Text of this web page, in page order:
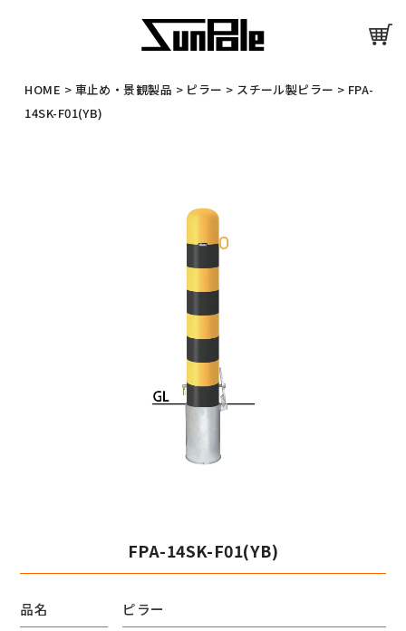
HOME > 車止め・景観製品 > ピラー > スチール製ピラー > FPA-
14SK-F01(YB)
FPA-14SK-F01(YB)
品名
ピラー